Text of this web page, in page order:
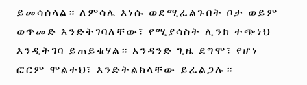
ይመሳሰላል። ለምሳሌ እነሱ ወደሚፈልጉበት ቦታ ወይም
ወጥመድ እንድትገባለቸው፣ የሚያሳስት ሊንክ ተጭነህ
እንዲትገባ ይጠይቁሃል። አንዳንድ ጊዜ ደግሞ፣ የሆነ
ፎርም ሞልተህ፣ እንድትልክላቸው ይፈልጋሉ።